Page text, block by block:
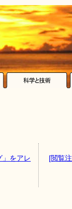
」をアレ
[閲覧